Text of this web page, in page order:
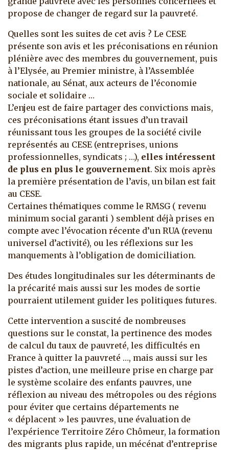
propose de changer de regard sur la pauvreté.
Quelles sont les suites de cet avis ? Le CESE
présente son avis et les préconisations en réunion
plénière avec des membres du gouvernement, puis
à l’Elysée, au Premier ministre, à l’Assemblée
nationale, au Sénat, aux acteurs de l’économie
sociale et solidaire …
L’enjeu est de faire partager des convictions mais,
ces préconisations étant issues d’un travail
réunissant tous les groupes de la société civile
représentés au CESE (entreprises, unions
professionnelles, syndicats ; …), elles intéressent
de plus en plus le gouvernement. Six mois après
la première présentation de l’avis, un bilan est fait
au CESE.
Certaines thématiques comme le RMSG ( revenu
minimum social garanti ) semblent déjà prises en
compte avec l’évocation récente d’un RUA (revenu
universel d’activité), ou les réflexions sur les
manquements à l’obligation de domiciliation.
Des études longitudinales sur les déterminants de
la précarité mais aussi sur les modes de sortie
pourraient utilement guider les politiques futures.
Cette intervention a suscité de nombreuses
questions sur le constat, la pertinence des modes
de calcul du taux de pauvreté, les difficultés en
France à quitter la pauvreté …, mais aussi sur les
pistes d’action, une meilleure prise en charge par
le système scolaire des enfants pauvres, une
réflexion au niveau des métropoles ou des régions
pour éviter que certains départements ne
« déplacent » les pauvres, une évaluation de
l’expérience Territoire Zéro Chômeur, la formation
des migrants plus rapide, un mécénat d’entreprise